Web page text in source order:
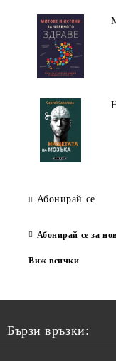
Абонирай се
Абонирай се за
Виж всички
Бързи връзки: